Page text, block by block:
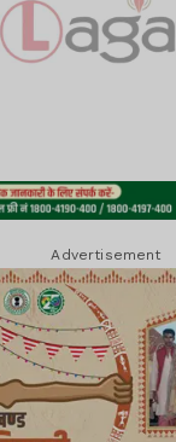
Advertisement